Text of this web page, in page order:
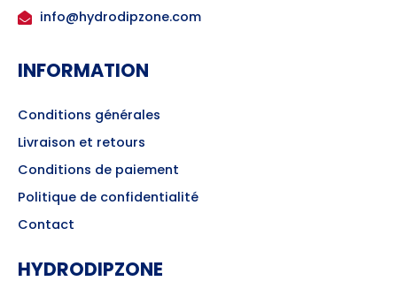
info@hydrodipzone.com
INFORMATION
Conditions générales
Livraison et retours
Conditions de paiement
Politique de confidentialité
Contact
HYDRODIPZONE